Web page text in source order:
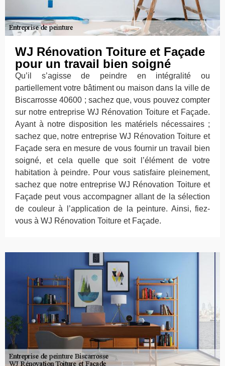
WJ Rénovation Toiture et Façade
pour un travail bien soigné
Qu’il s’agisse de peindre en intégralité ou
partiellement votre bâtiment ou maison dans la ville de
Biscarrosse 40600 ; sachez que, vous pouvez compter
sur notre entreprise WJ Rénovation Toiture et Façade.
Ayant à notre disposition les matériels nécessaires ;
sachez que, notre entreprise WJ Rénovation Toiture et
Façade sera en mesure de vous fournir un travail bien
soigné, et cela quelle que soit l’élément de votre
habitation à peindre. Pour vous satisfaire pleinement,
sachez que notre entreprise WJ Rénovation Toiture et
Façade peut vous accompagner allant de la sélection
de couleur à l’application de la peinture. Ainsi, fiez-
vous à WJ Rénovation Toiture et Façade.